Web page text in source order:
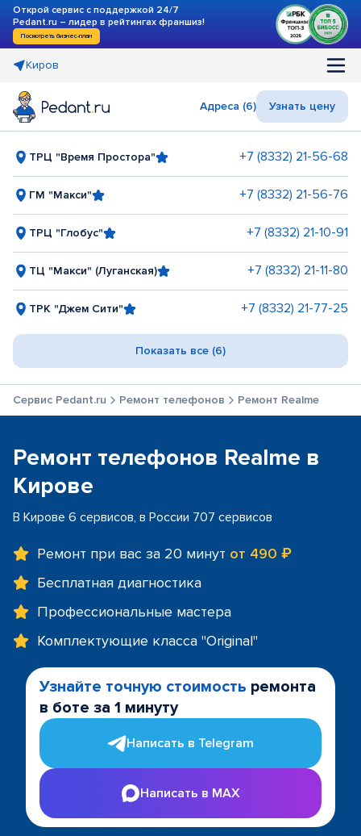
Открой сервис с поддержкой 24/7
Pedant.ru – лидер в рейтингах франшиз!
Посмотреть бизнес-план
Киров
Адреса (6) Узнать цену
ТРЦ "Время Простора" +7 (8332) 21-56-68
ГМ "Макси" +7 (8332) 21-56-76
ТРЦ "Глобус" +7 (8332) 21-10-91
ТЦ "Макси" (Луганская) +7 (8332) 21-11-80
ТРК "Джем Сити" +7 (8332) 21-77-25
Показать все (6)
Сервис Pedant.ru Ремонт телефонов Ремонт Realme
Ремонт телефонов Realme в
Кирове
В Кирове 6 сервисов, в России 707 сервисов
Ремонт при вас за 20 минут от 490 ₽
Бесплатная диагностика
Профессиональные мастера
Комплектующие класса "Original"
Узнайте точную стоимость ремонта
в боте за 1 минуту
Написать в Telegram
Написать в MAX